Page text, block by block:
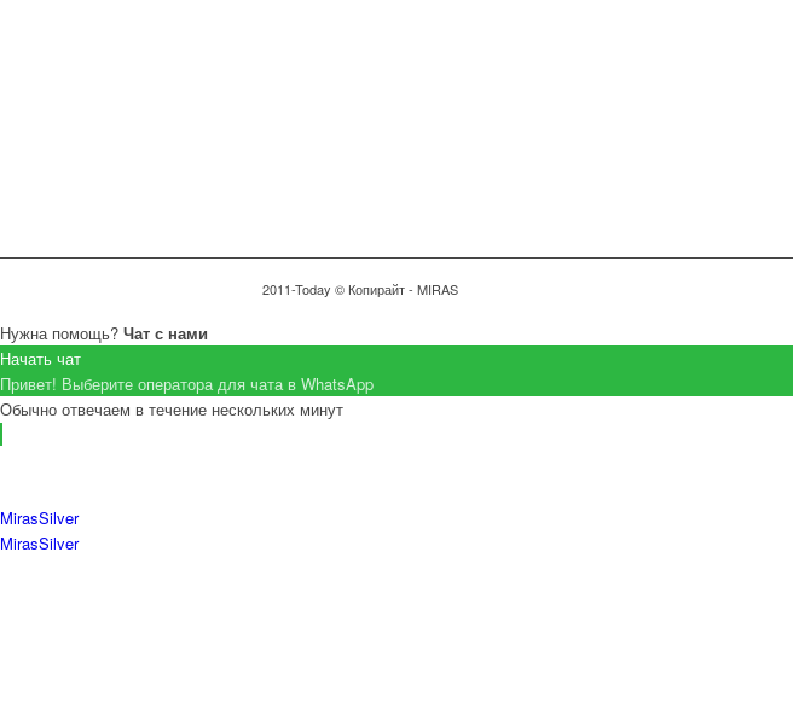
2011-Today © Копирайт - MIRAS
Нужна помощь? Чат с нами
Начать чат
Привет! Выберите оператора для чата в WhatsApp
Обычно отвечаем в течение нескольких минут
MirasSilver
MirasSilver